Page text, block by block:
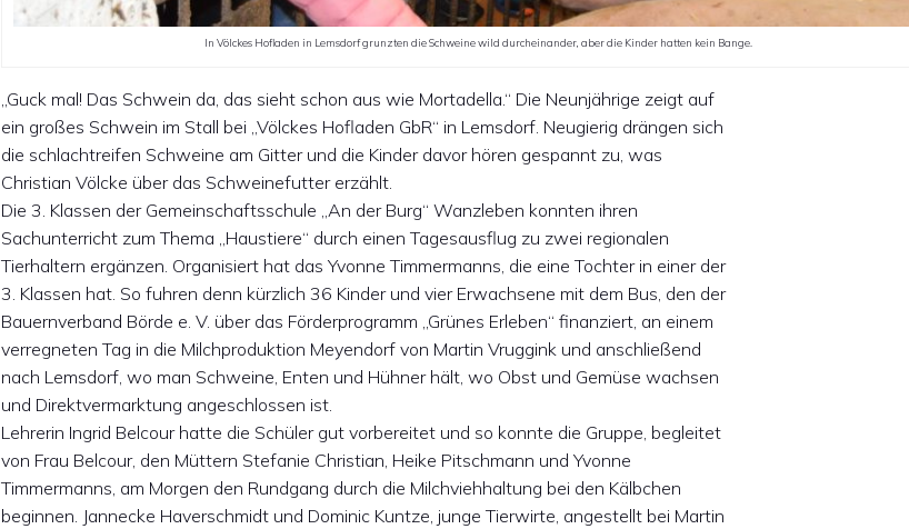
In Völckes Hofladen in Lemsdorf grunzten die Schweine wild durcheinander, aber die Kinder hatten kein Bange.
„Guck mal! Das Schwein da, das sieht schon aus wie Mortadella.“ Die Neunjährige zeigt auf
ein großes Schwein im Stall bei „Völckes Hofladen GbR“ in Lemsdorf. Neugierig drängen sich
die schlachtreifen Schweine am Gitter und die Kinder davor hören gespannt zu, was
Christian Völcke über das Schweinefutter erzählt.
Die 3. Klassen der Gemeinschaftsschule „An der Burg“ Wanzleben konnten ihren
Sachunterricht zum Thema „Haustiere“ durch einen Tagesausflug zu zwei regionalen
Tierhaltern ergänzen. Organisiert hat das Yvonne Timmermanns, die eine Tochter in einer der
3. Klassen hat. So fuhren denn kürzlich 36 Kinder und vier Erwachsene mit dem Bus, den der
Bauernverband Börde e. V. über das Förderprogramm „Grünes Erleben“ finanziert, an einem
verregneten Tag in die Milchproduktion Meyendorf von Martin Vruggink und anschließend
nach Lemsdorf, wo man Schweine, Enten und Hühner hält, wo Obst und Gemüse wachsen
und Direktvermarktung angeschlossen ist.
Lehrerin Ingrid Belcour hatte die Schüler gut vorbereitet und so konnte die Gruppe, begleitet
von Frau Belcour, den Müttern Stefanie Christian, Heike Pitschmann und Yvonne
Timmermanns, am Morgen den Rundgang durch die Milchviehhaltung bei den Kälbchen
beginnen. Jannecke Haverschmidt und Dominic Kuntze, junge Tierwirte, angestellt bei Martin